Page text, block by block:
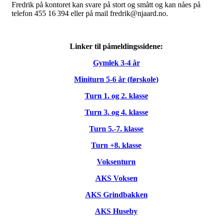
Fredrik på kontoret kan svare på stort og smått og kan nåes på
telefon 455 16 394 eller på mail fredrik@njaard.no.
Linker til påmeldingssidene:
Gymlek 3-4 år
Miniturn 5-6 år (førskole)
Turn 1. og 2. klasse
Turn 3. og 4. klasse
Turn 5.-7. klasse
Turn +8. klasse
Voksenturn
AKS Voksen
AKS Grindbakken
AKS Huseby